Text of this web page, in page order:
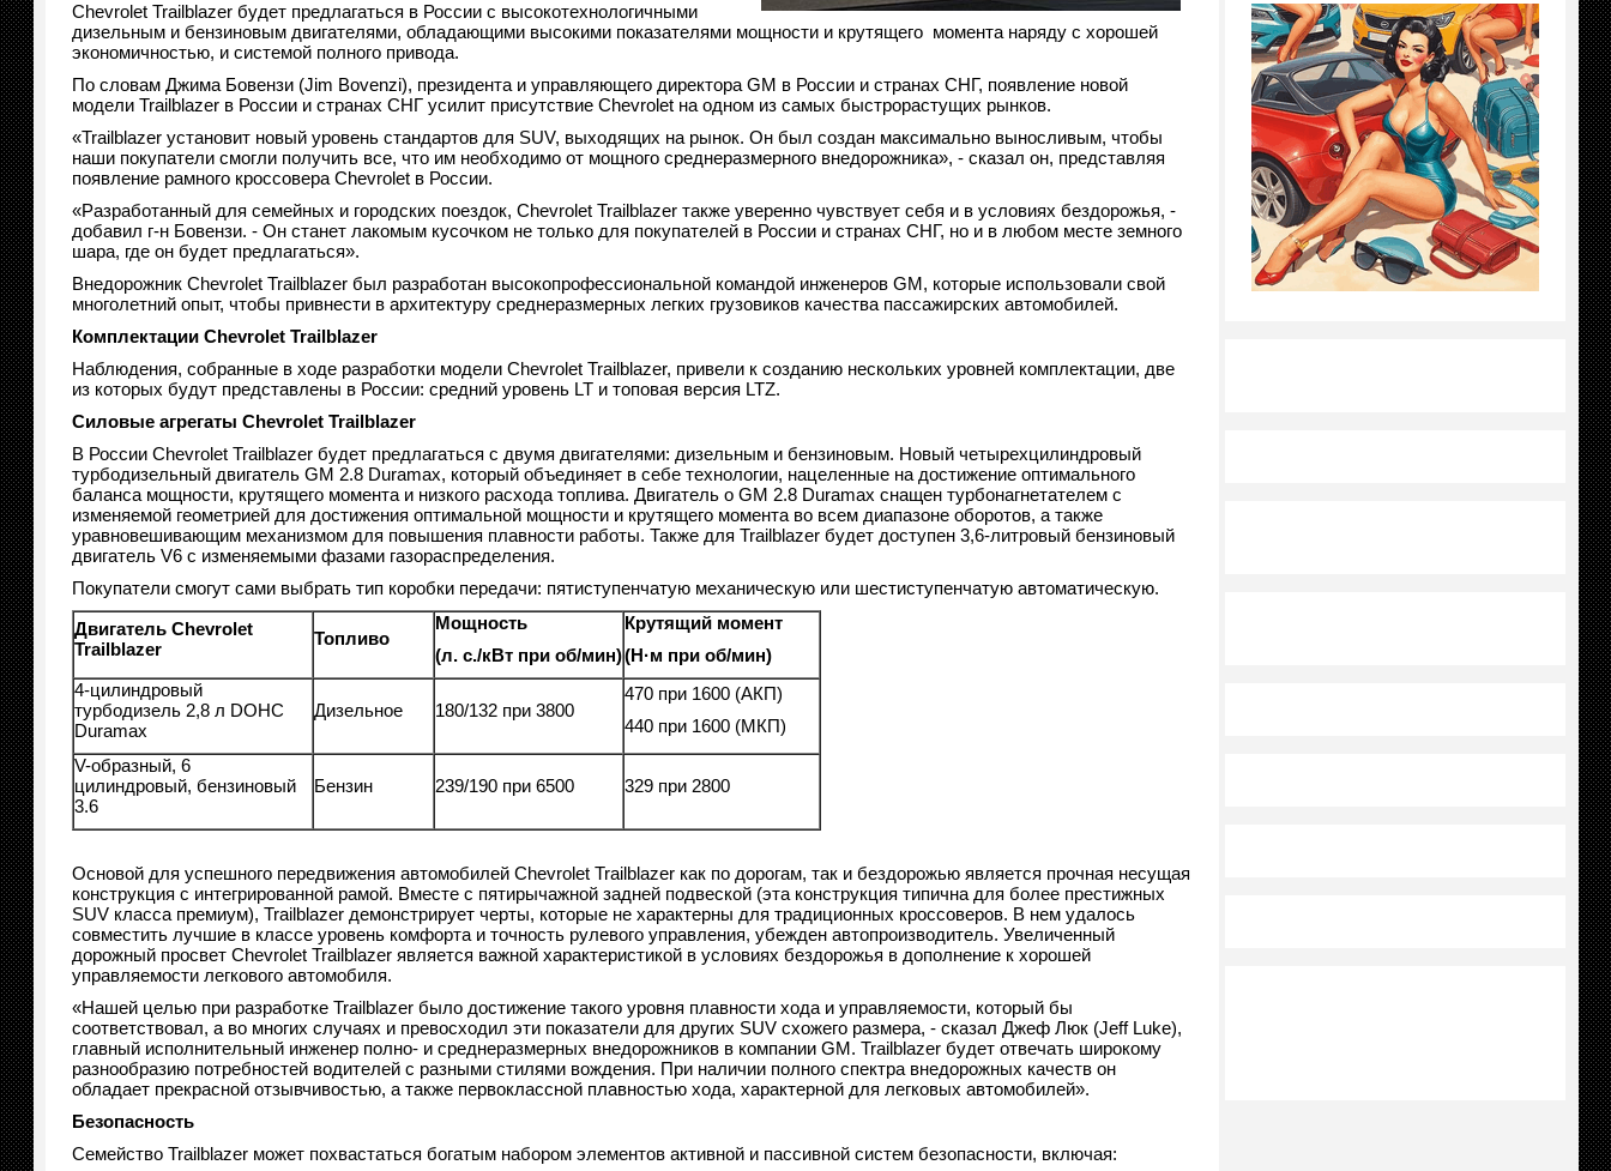
Chevrolet Trailblazer будет предлагаться в Росcии с высокотехнологичными
дизельным и бензиновым двигателями, обладающими высокими показателями мощности и крутящего момента наряду с хорошей
экономичностью, и системой полного привода.
По словам Джима Бовензи (Jim Bovenzi), президента и управляющего директора GM в России и странах СНГ, появление новой
модели Trailblazer в России и странах СНГ усилит присутствие Chevrolet на одном из самых быстрорастущих рынков.
«Trailblazer установит новый уровень стандартов для SUV, выходящих на рынок. Он был создан максимально выносливым, чтобы
наши покупатели смогли получить все, что им необходимо от мощного среднеразмерного внедорожника», - сказал он, представляя
появление рамного кроссовера Chevrolet в России.
«Разработанный для семейных и городских поездок, Chevrolet Trailblazer также уверенно чувствует себя и в условиях бездорожья, -
добавил г-н Бовензи. - Он станет лакомым кусочком не только для покупателей в России и странах СНГ, но и в любом месте земного
шара, где он будет предлагаться».
Внедорожник Chevrolet Trailblazer был разработан высокопрофессиональной командой инженеров GM, которые использовали свой
многолетний опыт, чтобы привнести в архитектуру среднеразмерных легких грузовиков качества пассажирских автомобилей.
Комплектации Chevrolet Trailblazer
Наблюдения, собранные в ходе разработки модели Chevrolet Trailblazer, привели к созданию нескольких уровней комплектации, две
из которых будут представлены в России: средний уровень LT и топовая версия LTZ.
Силовые агрегаты Chevrolet Trailblazer
В России Chevrolet Trailblazer будет предлагаться с двумя двигателями: дизельным и бензиновым. Новый четырехцилиндровый
турбодизельный двигатель GM 2.8 Duramax, который объединяет в себе технологии, нацеленные на достижение оптимального
баланса мощности, крутящего момента и низкого расхода топлива. Двигатель о GM 2.8 Duramax снащен турбонагнетателем с
изменяемой геометрией для достижения оптимальной мощности и крутящего момента во всем диапазоне оборотов, а также
уравновешивающим механизмом для повышения плавности работы. Также для Trailblazer будет доступен 3,6-литровый бензиновый
двигатель V6 с изменяемыми фазами газораспределения.
Покупатели смогут сами выбрать тип коробки передачи: пятиступенчатую механическую или шестиступенчатую автоматическую.
Двигатель Chevrolet
Trailblazer
Топливо
Мощность
(л. с./кВт при об/мин)
Крутящий момент
(Н·м при об/мин)
4-цилиндровый
турбодизель 2,8 л DOHC
Duramax
Дизельное 180/132 при 3800
470 при 1600 (АКП)
440 при 1600 (МКП)
V-образный, 6
цилиндровый, бензиновый
3.6
Бензин 239/190 при 6500 329 при 2800
Основой для успешного передвижения автомобилей Chevrolet Trailblazer как по дорогам, так и бездорожью является прочная несущая
конструкция с интегрированной рамой. Вместе с пятирычажной задней подвеской (эта конструкция типична для более престижных
SUV класса премиум), Trailblazer демонстрирует черты, которые не характерны для традиционных кроссоверов. В нем удалось
совместить лучшие в классе уровень комфорта и точность рулевого управления, убежден автопроизводитель. Увеличенный
дорожный просвет Chevrolet Trailblazer является важной характеристикой в условиях бездорожья в дополнение к хорошей
управляемости легкового автомобиля.
«Нашей целью при разработке Trailblazer было достижение такого уровня плавности хода и управляемости, который бы
соответствовал, а во многих случаях и превосходил эти показатели для других SUV схожего размера, - сказал Джеф Люк (Jeff Luke),
главный исполнительный инженер полно- и среднеразмерных внедорожников в компании GM. Trailblazer будет отвечать широкому
разнообразию потребностей водителей с разными стилями вождения. При наличии полного спектра внедорожных качеств он
обладает прекрасной отзывчивостью, а также первоклассной плавностью хода, характерной для легковых автомобилей».
Безопасность
Семейство Trailblazer может похвастаться богатым набором элементов активной и пассивной систем безопасности, включая: